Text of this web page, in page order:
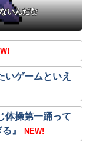
いんだな
いゲームといえ
体操第一踊って
』
NEW!